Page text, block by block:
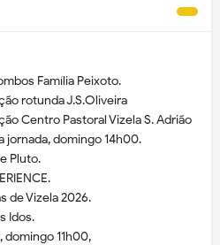
Família Peixoto.
rotunda J.S.Oliveira
Centro Pastoral Vizela S. Adrião
jornada, domingo 14h00.
Pluto.
de Vizela 2026.
Idos.
domingo 11h00,